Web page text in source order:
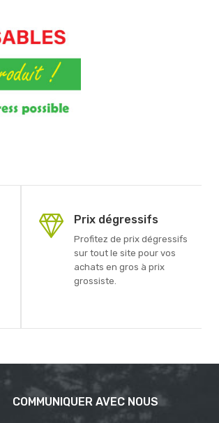
Prix dégressifs
Profitez de prix dégressifs
sur tout le site pour vos
achats en gros à prix
grossiste.
COMMUNIQUER AVEC NOUS